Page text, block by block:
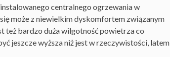
centralnego ogrzewania w
może z niewielkim dyskomfortem związanym
też bardzo duża wilgotność powietrza co
jeszcze wyższa niż jest w rzeczywistości, latem